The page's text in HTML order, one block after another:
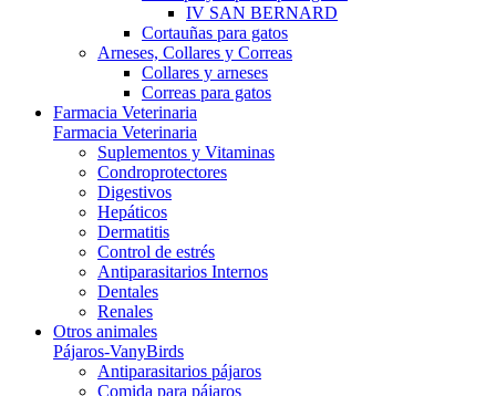
IV SAN BERNARD
Cortauñas para gatos
Arneses, Collares y Correas
Collares y arneses
Correas para gatos
Farmacia Veterinaria
Farmacia Veterinaria
Suplementos y Vitaminas
Condroprotectores
Digestivos
Hepáticos
Dermatitis
Control de estrés
Antiparasitarios Internos
Dentales
Renales
Otros animales
Pájaros-VanyBirds
Antiparasitarios pájaros
Comida para pájaros